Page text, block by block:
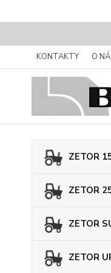
KONTAKTY O
ZETOR
ZETOR
ZETOR
ZETOR